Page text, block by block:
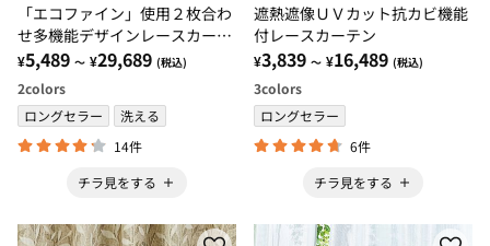
「エコファイン」使用２枚合わ
せ多機能デザインレースカーテ
ン
¥5,489 ～ ¥29,689 (税込)
2colors
ロングセラー
洗える
14件
チラ見をする
遮熱遮像ＵＶカット抗カビ機能
付レースカーテン
¥3,839 ～ ¥16,489 (税込)
3colors
ロングセラー
6件
チラ見をする